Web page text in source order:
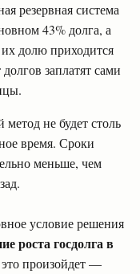
резервная система
43% долга, а
долю приходится
заплатят сами
не будет столь
время. Сроки
меньше, чем
условие решения
роста госдолга в
это произойдет —